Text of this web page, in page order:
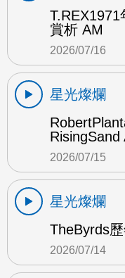
賞析 AM
2026/07/16
星光燦爛
RisingSand
2026/07/15
星光燦爛
TheByrds
2026/07/14